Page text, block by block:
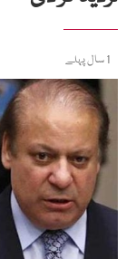
1 سال پہلے